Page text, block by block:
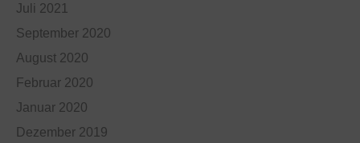
Juli 2021
September 2020
August 2020
Februar 2020
Januar 2020
Dezember 2019